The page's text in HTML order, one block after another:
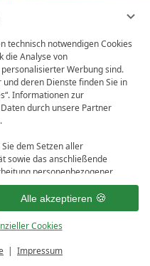
technisch notwendigen Cookies
die Analyse von
Werbung sind.
deren Dienste finden Sie in
Informationen zur
durch unsere Partner
dem Setzen aller
sowie das anschließende
personenbezogener
unseren Partnern zu. Falls
Sie bitte auf „Nur essenzielle
Sie unter „Übersicht nicht
Ihre Auswahl im Fußbereich
Alle akzeptieren
Cookies
Impressum